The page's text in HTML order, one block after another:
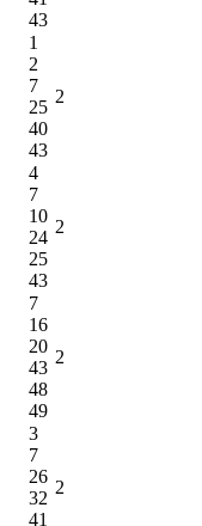
43
1
2
7
25
40
43
2
4
7
10
24
25
43
2
7
16
20
43
48
49
2
3
7
26
32
41
2